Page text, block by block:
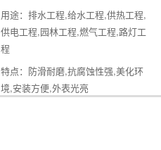
用途：排水工程,给水工程,供热工程,
供电工程,园林工程,燃气工程,路灯工
程
特点：防滑耐磨,抗腐蚀性强,美化环
境,安装方便,外表光亮